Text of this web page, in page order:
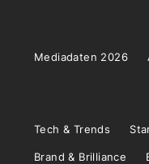
Mediadaten 2026
Tech & Trends
Brand & Brilliance